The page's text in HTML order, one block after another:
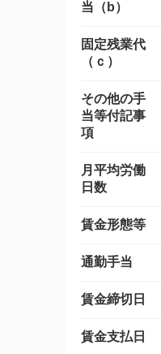
当（b）
固定残業代
（ｃ）
その他の手
当等付記事
項
月平均労働
日数
賃金形態等
通勤手当
賃金締切日
賃金支払日